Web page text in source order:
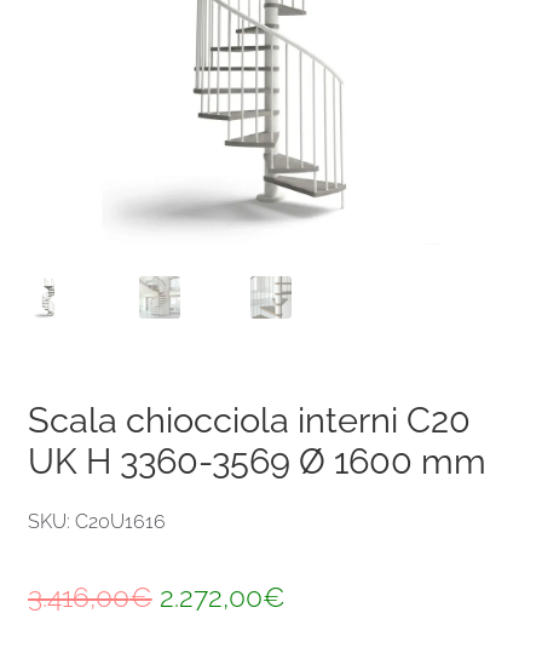
Scala chiocciola interni C20
UK H 3360-3569 Ø 1600 mm
SKU: C20U1616
3.416,00€ Il
2.272,00€Il